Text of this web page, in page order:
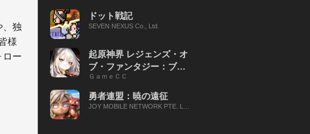
、独
様
ロー
ドット戦記
SEVEN NEXUS Co., Ltd.
起原神界 レジェンズ・オ
ブ・ファンタジー：ブレ
イブ X
ＧａｍｅＣＣ
勇者連盟：暁の遠征
JOY MOBILE NETWORK PTE. LT